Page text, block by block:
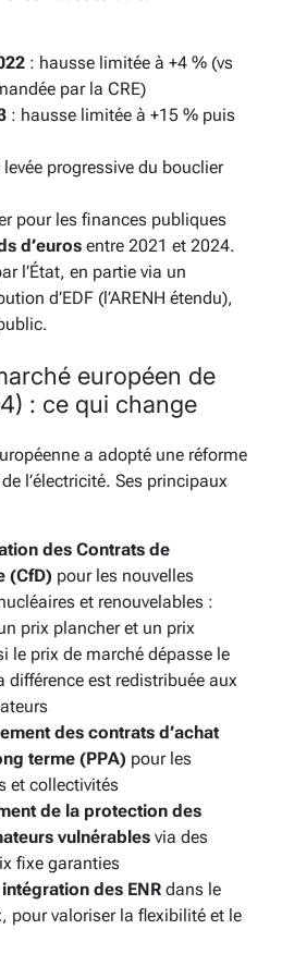
: hausse limitée à +4 % (vs
par la CRE)
: hausse limitée à +15 % puis
levée progressive du bouclier
pour les finances publiques
d’euros entre 2021 et 2024.
l’État, en partie via un
d’EDF (l’ARENH étendu),
européen de
: ce qui change
a adopté une réforme
l’électricité. Ses principaux
des Contrats de
(CfD) pour les nouvelles
et renouvelables :
prix plancher et un prix
le prix de marché dépasse le
différence est redistribuée aux
des contrats d’achat
terme (PPA) pour les
et collectivités
de la protection des
vulnérables via des
fixe garanties
des ENR dans le
pour valoriser la flexibilité et le